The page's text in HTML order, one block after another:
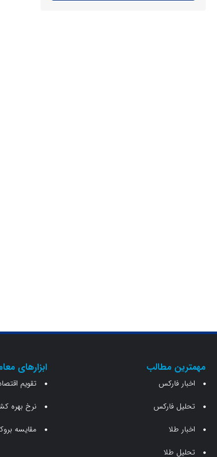
مهمترین مطالب
اخبار فارکس
تحلیل فارکس
اخبار طلا
تحلیل طلا
ابزارهای
تقویم
نرخ بهره
مقایسه